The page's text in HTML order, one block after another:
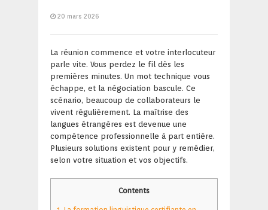
20 mars 2026
La réunion commence et votre interlocuteur
parle vite. Vous perdez le fil dès les
premières minutes. Un mot technique vous
échappe, et la négociation bascule. Ce
scénario, beaucoup de collaborateurs le
vivent régulièrement. La maîtrise des
langues étrangères est devenue une
compétence professionnelle à part entière.
Plusieurs solutions existent pour y remédier,
selon votre situation et vos objectifs.
Contents